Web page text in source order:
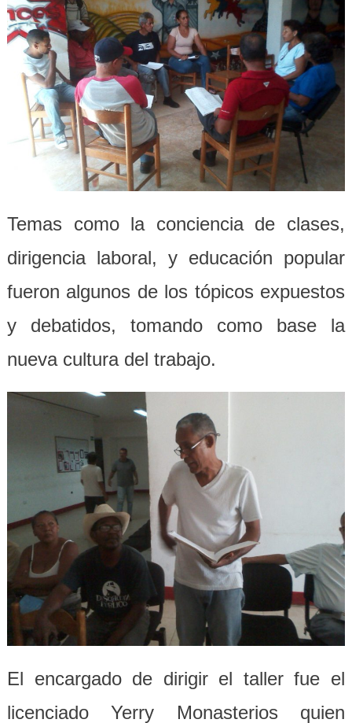
Temas como la conciencia de clases,
dirigencia laboral, y educación popular
fueron algunos de los tópicos expuestos
y debatidos, tomando como base la
nueva cultura del trabajo.
El encargado de dirigir el taller fue el
licenciado Yerry Monasterios quien